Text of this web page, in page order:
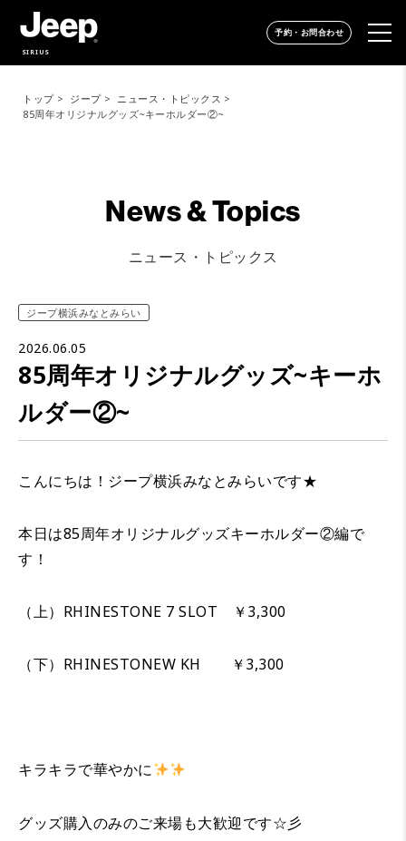
SIRIUS
予約・お問合わせ
トップ ジープ
ニュース・トピックス
85周年オリジナルグッズ~キーホルダー②~
News & Topics
ニュース・トピックス
ジープ横浜みなとみらい
2026.06.05
85周年オリジナルグッズ~キーホ
ルダー②~
こんにちは！ジープ横浜みなとみらいです★
本日は85周年オリジナルグッズキーホルダー②編で
す！
（上）RHINESTONE 7 SLOT ￥3,300
（下）RHINESTONEW KH ￥3,300
キラキラで華やかに
グッズ購入のみのご来場も大歓迎です☆彡